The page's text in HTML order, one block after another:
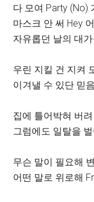
다 모여 Party (No)
마스크 안 써 Hey
자유롭던 날의 대
우린 지킬 건 지켜
이겨낼 수 있단 믿
집에 틀어박혀 버
그럼에도 일탈을
무슨 말이 필요해
어떤 말로 위로해